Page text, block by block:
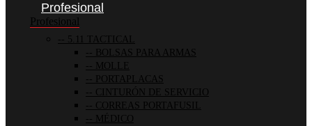
Profesional
Profesional
5.11 TACTICAL
BOLSAS PARA ARMAS
MOLLE
PORTAPLACAS
CINTURÓN DE SERVICIO
CORREAS PORTAFUSIL
MÉDICO